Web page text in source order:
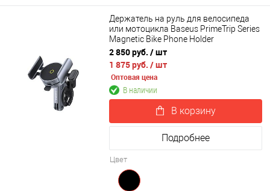
Держатель на руль для велосипеда
или мотоцикла Baseus PrimeTrip Series
Magnetic Bike Phone Holder
(C40569000121-00)
2 850 руб. / шт
1 875 руб. / шт
Оптовая цена
В наличии
В корзину
Подробнее
Цвет